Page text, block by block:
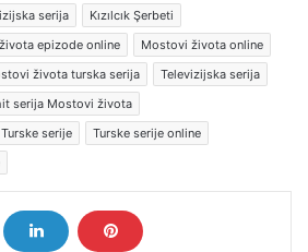
serija
Kızılcık Şerbeti
epizode online
Mostovi života online
života turska serija
Televizijska serija
serija Mostovi života
Turske serije
Turske serije online